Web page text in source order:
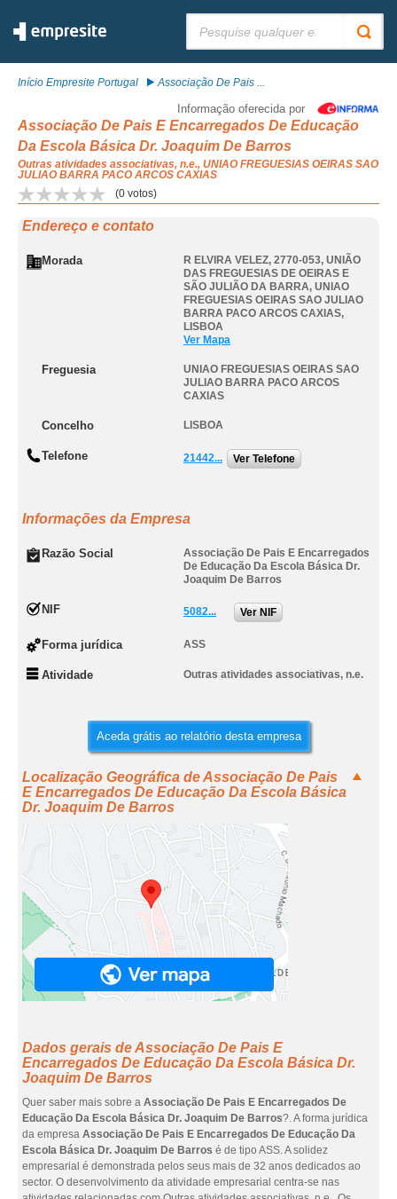
Início Empresite Portugal Associação De Pais ...
Informação oferecida por
Associação De Pais E Encarregados De Educação
Da Escola Básica Dr. Joaquim De Barros
Outras atividades associativas, n.e., UNIAO FREGUESIAS OEIRAS SAO
JULIAO BARRA PACO ARCOS CAXIAS
(0 votos)
Endereço e contato
Morada
R ELVIRA VELEZ, 2770-053, UNIÃO
DAS FREGUESIAS DE OEIRAS E
SÃO JULIÃO DA BARRA, UNIAO
FREGUESIAS OEIRAS SAO JULIAO
BARRA PACO ARCOS CAXIAS,
LISBOA
Ver Mapa
Freguesia
UNIAO FREGUESIAS OEIRAS SAO
JULIAO BARRA PACO ARCOS
CAXIAS
Concelho LISBOA
Telefone 21442... Ver Telefone
Informações da Empresa
Razão Social
Associação De Pais E Encarregados
De Educação Da Escola Básica Dr.
Joaquim De Barros
NIF 5082... Ver NIF
Forma jurídica ASS
Atividade Outras atividades associativas, n.e.
Aceda grátis ao relatório desta empresa
Localização Geográfica de Associação De Pais
E Encarregados De Educação Da Escola Básica
Dr. Joaquim De Barros
Dados gerais de Associação De Pais E
Encarregados De Educação Da Escola Básica Dr.
Joaquim De Barros
Quer saber mais sobre a Associação De Pais E Encarregados De
Educação Da Escola Básica Dr. Joaquim De Barros?. A forma jurídica
da empresa Associação De Pais E Encarregados De Educação Da
Escola Básica Dr. Joaquim De Barros é de tipo ASS. A solidez
empresarial é demonstrada pelos seus mais de 32 anos dedicados ao
sector. O desenvolvimento da atividade empresarial centra-se nas